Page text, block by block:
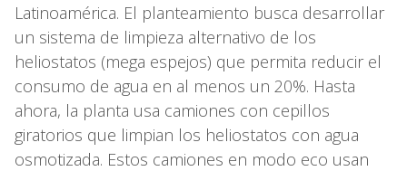
Latinoamérica. El planteamiento busca desarrollar
un sistema de limpieza alternativo de los
heliostatos (mega espejos) que permita reducir el
consumo de agua en al menos un 20%. Hasta
ahora, la planta usa camiones con cepillos
giratorios que limpian los heliostatos con agua
osmotizada. Estos camiones en modo eco usan